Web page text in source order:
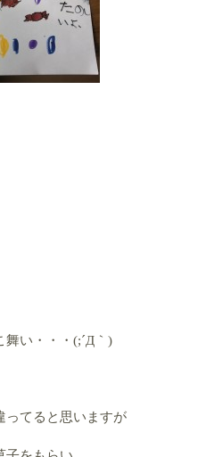
舞い・・・(;´Д｀)
ってると思いますが